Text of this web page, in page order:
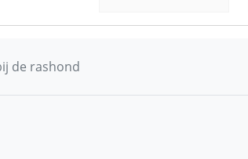
de rashond